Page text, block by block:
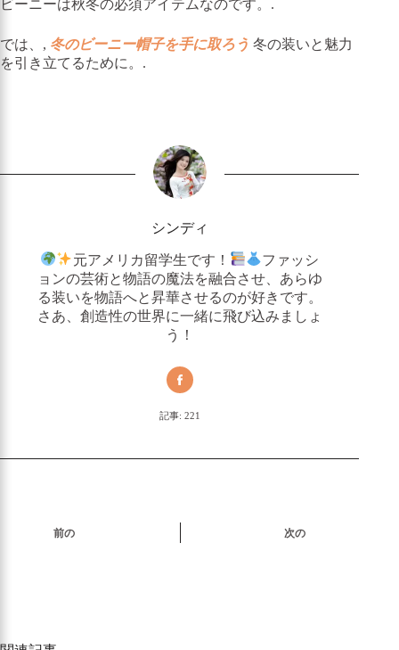
ビーニーは秋冬の必須アイテムなのです。.
では、, 冬のビーニー帽子を手に取ろう 冬の装いと魅力
を引き立てるために。.
シンディ
元アメリカ留学生です！
ファッシ
ョンの芸術と物語の魔法を融合させ、あらゆ
る装いを物語へと昇華させるのが好きです。
さあ、創造性の世界に一緒に飛び込みましょ
う！
記事: 221
前の 次の